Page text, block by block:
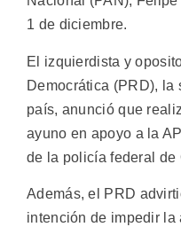
1 de diciembre.
El izquierdista y
Democrática (PRD), la
país, anunció que
ayuno en apoyo a la
de la policía federal de
Además, el PRD
intención de impedir la